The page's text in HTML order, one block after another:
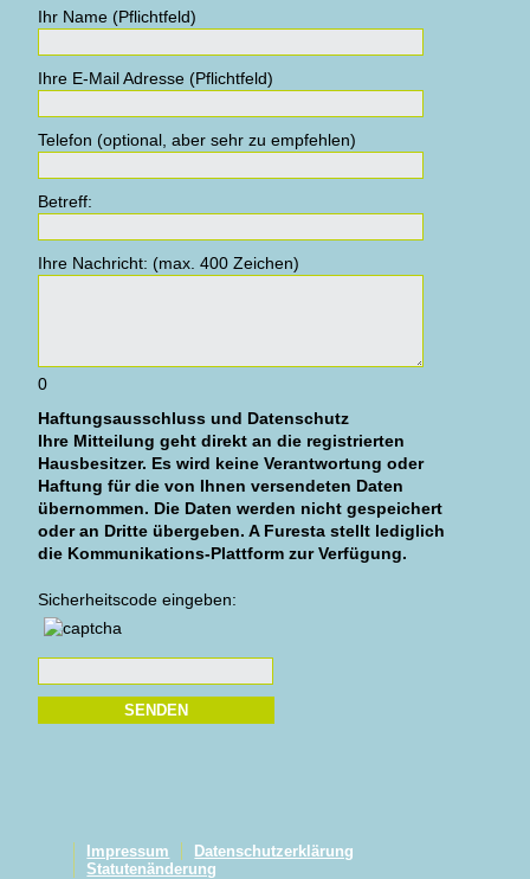
Ihr Name (Pflichtfeld)
Ihre E-Mail Adresse (Pflichtfeld)
Telefon (optional, aber sehr zu empfehlen)
Betreff:
Ihre Nachricht: (max. 400 Zeichen)
0
Haftungsausschluss und Datenschutz
Ihre Mitteilung geht direkt an die registrierten
Hausbesitzer. Es wird keine Verantwortung oder
Haftung für die von Ihnen versendeten Daten
übernommen. Die Daten werden nicht gespeichert
oder an Dritte übergeben. A Furesta stellt lediglich
die Kommunikations-Plattform zur Verfügung.
Sicherheitscode eingeben:
Impressum
Datenschutzerklärung
Statutenänderung